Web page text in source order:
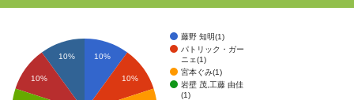
藤野 知明(1)
パトリック・ガー
ニェ(1)
宮本ぐみ(1)
岩壁 茂,工藤 由佳
(1)
10%
10%
10%
10%